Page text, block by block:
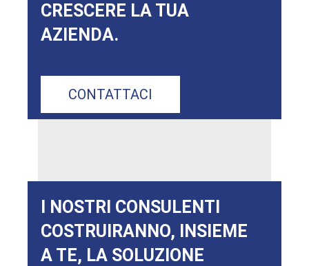
CRESCERE LA TUA
AZIENDA.
CONTATTACI
I NOSTRI CONSULENTI
COSTRUIRANNO, INSIEME
A TE, LA SOLUZIONE